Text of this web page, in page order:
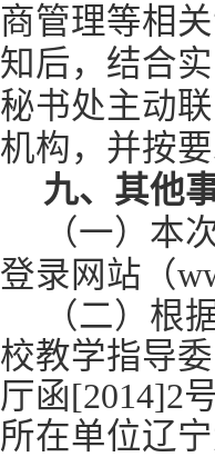
商管理等相
知后，结合
秘书处主动
机构，并按
九、其他
（一）本
登录网站（
（二） 根
校教学指导
厅函[2014]2
所在单位辽